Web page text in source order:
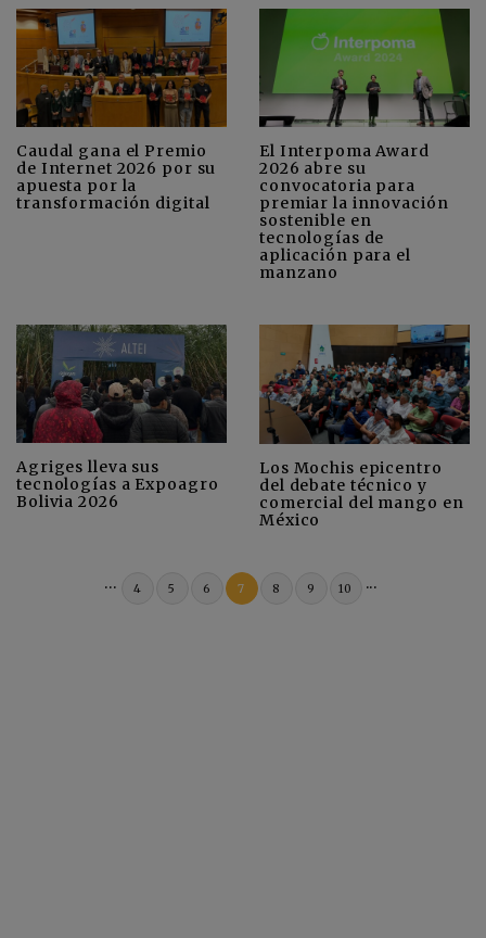
Caudal gana el Premio
de Internet 2026 por su
apuesta por la
transformación digital
El Interpoma Award
2026 abre su
convocatoria para
premiar la innovación
sostenible en
tecnologías de
aplicación para el
manzano
Agriges lleva sus
tecnologías a Expoagro
Bolivia 2026
Los Mochis epicentro
del debate técnico y
comercial del mango en
México
... 4 5 6 7 8 9 10 ...